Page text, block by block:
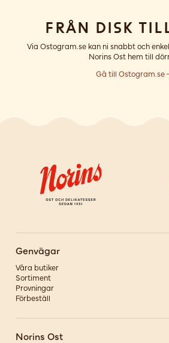
Från disk
Via Ostogram.se kan ni snabbt och
Norins Ost hem till
Gå till Ostogram.se
Genvägar
Våra butiker
Sortiment
Provningar
Förbeställ
Norins Ost